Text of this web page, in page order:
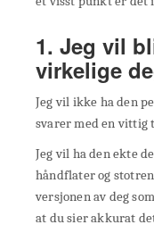
1. Jeg vil
virkelige
Jeg vil ikke ha den
svarer med en vittig
Jeg vil ha den ekte
håndflater og
versjonen av deg
at du sier akkurat